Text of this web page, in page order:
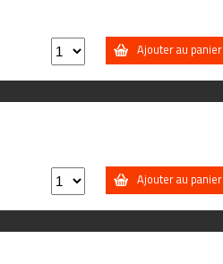
Ajouter au panier
Ajouter au panier